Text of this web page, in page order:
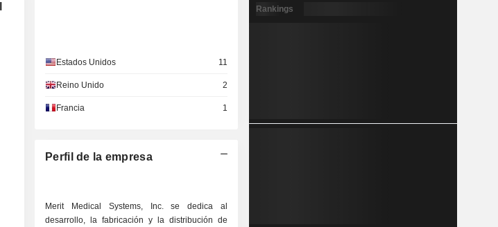
Estados Unidos 11
Reino Unido 2
Francia 1
Perfil de la empresa
Merit Medical Systems, Inc. se dedica al
desarrollo, la fabricación y la distribución de
Rankings